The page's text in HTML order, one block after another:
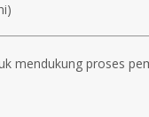
mendukung proses